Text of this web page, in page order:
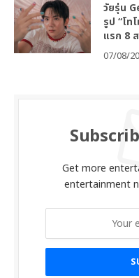
วัยรุ่น
รูป “โท
แรก 8
07/08/
Get more
entertainment